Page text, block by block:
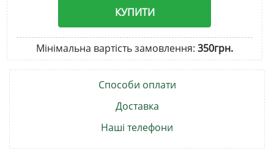
КУПИТИ
Мінімальна вартість замовлення: 350грн.
Способи оплати
Доставка
Наші телефони